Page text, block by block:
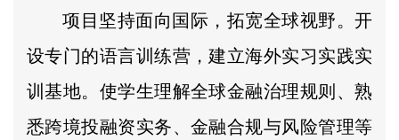
项目坚持面向国际，拓宽全球视野。开
设专门的语言训练营，建立海外实习实践实
训基地。使学生理解全球金融治理规则、熟
悉跨境投融资实务、金融合规与风险管理等